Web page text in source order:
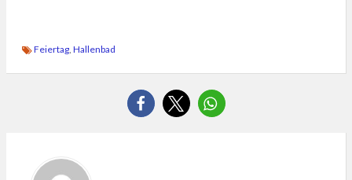
Feiertag, Hallenbad